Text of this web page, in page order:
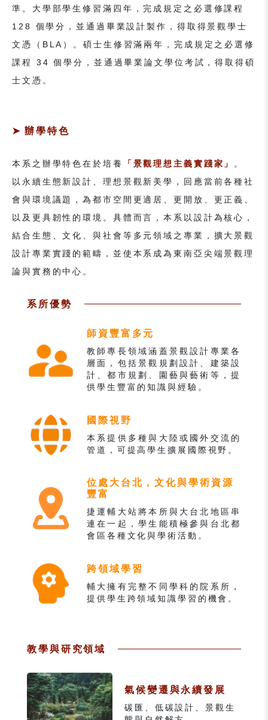
準。大學部學生修習滿四年，完成規定之必選修課程
128 個學分，並通過畢業設計製作，得取得景觀學士
文憑（BLA）。碩士生修習滿兩年，完成規定之必選修
課程 34 個學分，並通過畢業論文學位考試，得取得碩
士文憑。
辦學特色
本系之辦學特色在於培養 「景觀理想主義實踐家」 。
以永續生態新設計、理想景觀新美學，回應當前各種社
會與環境議題，為都市空間更適居、更開放、更正義、
以及更具韌性的環境。具體而言，本系以設計為核心，
結合生態、文化、與社會等多元領域之專業，擴大景觀
設計專業實踐的範疇，並使本系成為東南亞尖端景觀理
論與實務的中心。
系所優勢
師資豐富多元
教師專長領域涵蓋景觀設計專業各
層面，包括景觀規劃設計、建築設
計、都市規劃、園藝與藝術等，提
供學生豐富的知識與經驗。
國際視野
本系提供多種與大陸或國外交流的
管道，可提高學生擴展國際視野。
位處大台北，文化與學術資源
豐富
捷運輔大站將本所與大台北地區串
連在一起，學生能積極參與台北都
會區各種文化與學術活動。
跨領域學習
輔大擁有完整不同學科的院系所，
提供學生跨領域知識學習的機會。
教學與研究領域
氣候變遷與永續發展
碳匯、低碳設計、景觀生